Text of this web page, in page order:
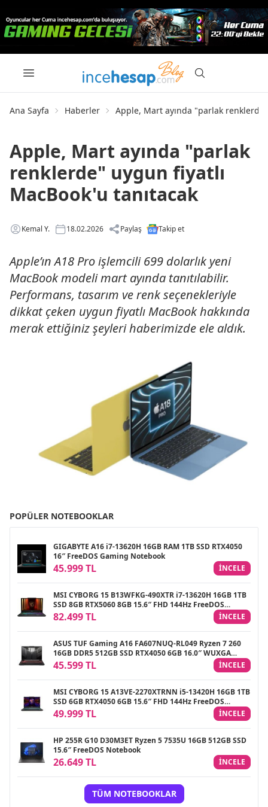
Ana Sayfa Haberler Apple, Mart ayında "parlak
Apple, Mart ayında "parlak
renklerde" uygun fiyatlı
MacBook'u tanıtacak
Kemal Y. 18.02.2026 Paylaş Takip et
Apple’ın A18 Pro işlemcili 699 dolarlık yeni
MacBook modeli mart ayında tanıtılabilir.
Performans, tasarım ve renk seçenekleriyle
dikkat çeken uygun fiyatlı MacBook hakkında
merak ettiğiniz şeyleri haberimizde ele aldık.
POPÜLER NOTEBOOKLAR
GIGABYTE A16 i7-13620H 16GB RAM 1TB SSD RTX4050
16″ FreeDOS Gaming Notebook
45.999 TL INCELE
MSI CYBORG 15 B13WFKG-490XTR i7-13620H 16GB 1TB
SSD 8GB RTX5060 8GB 15.6″ FHD 144Hz FreeDOS
Gaming Notebook
82.499 TL INCELE
ASUS TUF Gaming A16 FA607NUQ-RL049 Ryzen 7 260
16GB DDR5 512GB SSD RTX4050 6GB 16.0″ WUXGA
144Hz IPS FreeDOS Gaming Laptop
45.599 TL INCELE
MSI CYBORG 15 A13VE-2270XTRNN i5-13420H 16GB 1TB
SSD 6GB RTX4050 6GB 15.6″ FHD 144Hz FreeDOS
Gaming Notebook
49.999 TL INCELE
HP 255R G10 D30M3ET Ryzen 5 7535U 16GB 512GB SSD
15.6″ FreeDOS Notebook
26.649 TL INCELE
TÜM NOTEBOOKLAR